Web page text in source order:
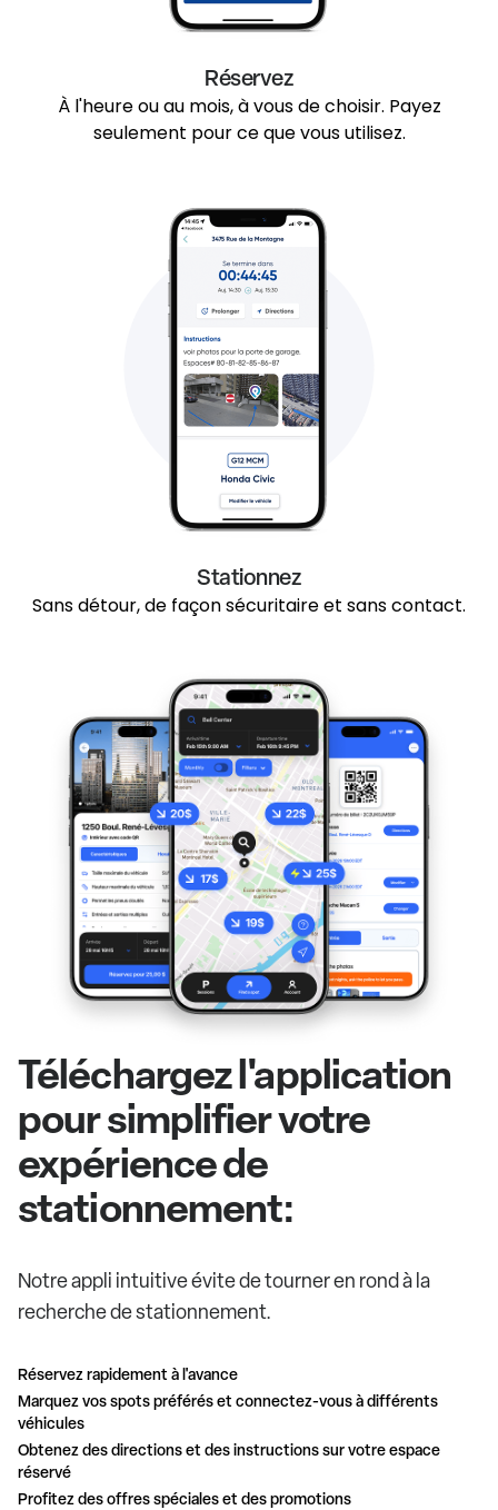
Réservez
À l'heure ou au mois, à vous de choisir. Payez
seulement pour ce que vous utilisez.
Stationnez
Sans détour, de façon sécuritaire et sans contact.
Téléchargez l'application
pour simplifier votre
expérience de
stationnement:
Notre appli intuitive évite de tourner en rond à la
recherche de stationnement.
Réservez rapidement à l'avance
Marquez vos spots préférés et connectez-vous à différents
véhicules
Obtenez des directions et des instructions sur votre espace
réservé
Profitez des offres spéciales et des promotions